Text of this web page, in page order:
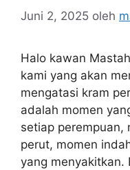
Juni 2, 2025 oleh
Halo kawan
kami yang akan
mengatasi kram
adalah momen
setiap perempuan,
perut, momen
yang menyakitkan.